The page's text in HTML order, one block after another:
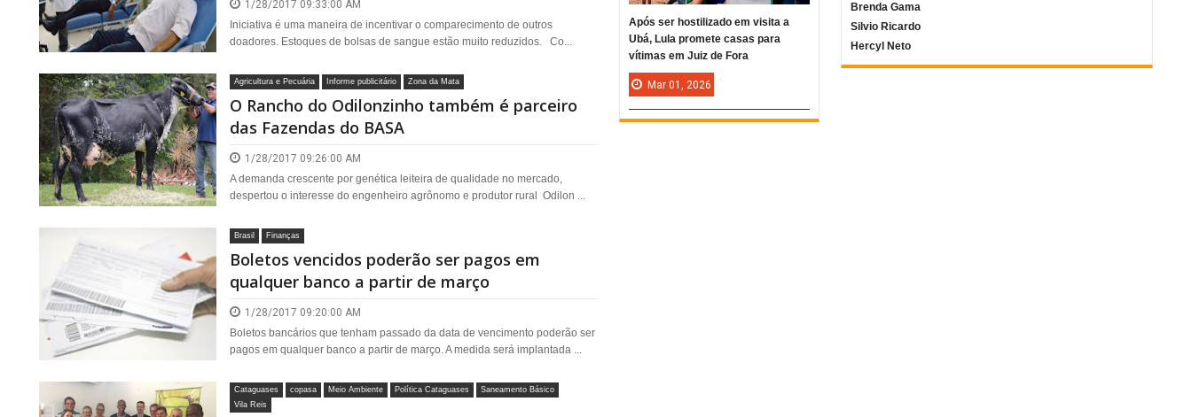
1/28/2017 09:33:00 AM
Iniciativa é uma maneira de incentivar o comparecimento de outros
doadores. Estoques de bolsas de sangue estão muito reduzidos. Co...
Agricultura e Pecuária Informe publicitário Zona da Mata
O Rancho do Odilonzinho também é parceiro
das Fazendas do BASA
1/28/2017 09:26:00 AM
A demanda crescente por genética leiteira de qualidade no mercado,
despertou o interesse do engenheiro agrônomo e produtor rural Odilon ...
Brasil Finanças
Boletos vencidos poderão ser pagos em
qualquer banco a partir de março
1/28/2017 09:20:00 AM
Boletos bancários que tenham passado da data de vencimento poderão ser
pagos em qualquer banco a partir de março. A medida será implantada ...
Cataguases copasa Meio Ambiente Política Cataguases
Saneamento Básico
Vila Reis
Brenda Gama
Silvio Ricardo
Hercyl Neto
Após ser hostilizado em visita a
Ubá, Lula promete casas para
vítimas em Juiz de Fora
Mar 01, 2026